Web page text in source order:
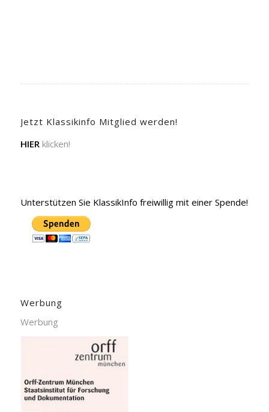
Jetzt Klassikinfo Mitglied werden!
HIER klicken!
Unterstützen Sie KlassikInfo freiwillig mit einer Spende!
Werbung
Werbung